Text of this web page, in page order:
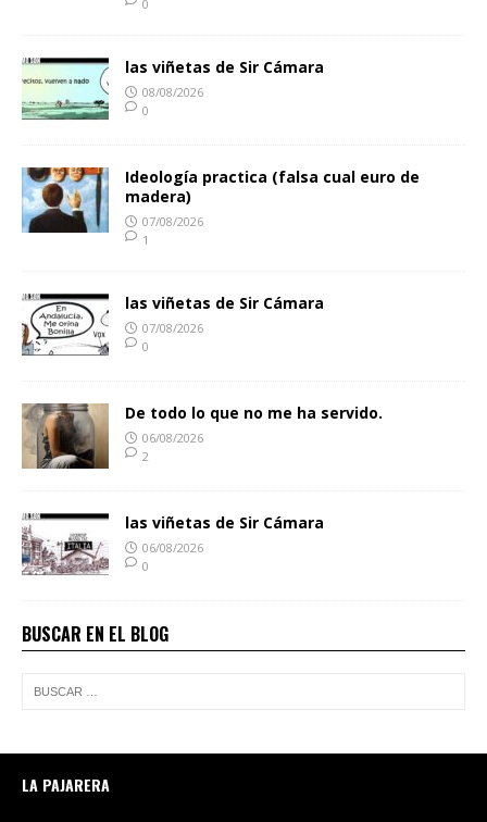
0
las viñetas de Sir Cámara
08/08/2026
0
Ideología practica (falsa cual euro de
madera)
07/08/2026
1
las viñetas de Sir Cámara
07/08/2026
0
De todo lo que no me ha servido.
06/08/2026
2
las viñetas de Sir Cámara
06/08/2026
0
BUSCAR EN EL BLOG
LA PAJARERA